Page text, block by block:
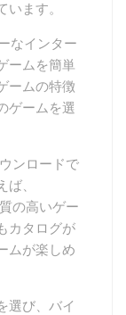
ます。
なインター
ームを簡単
ームの特徴
ゲームを選
ンロードで
、
の高いゲー
カタログが
ムが楽しめ
選び、バイ